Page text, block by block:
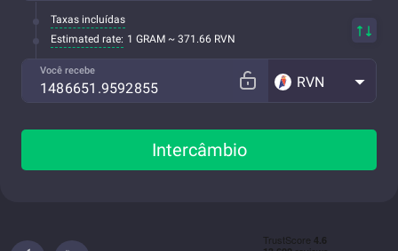
Taxas incluídas
Estimated rate: 1 GRAM ~ 371.66 RVN
Você recebe
RVN
Intercâmbio